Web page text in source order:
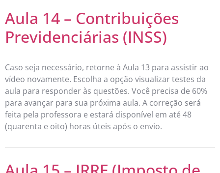
Aula 14 – Contribuições
Previdenciárias (INSS)
Caso seja necessário, retorne à Aula 13 para assistir ao
vídeo novamente. Escolha a opção visualizar testes da
aula para responder às questões. Você precisa de 60%
para avançar para sua próxima aula. A correção será
feita pela professora e estará disponível em até 48
(quarenta e oito) horas úteis após o envio.